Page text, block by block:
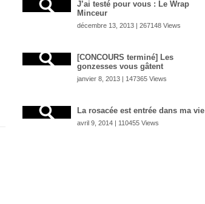
J’ai testé pour vous : Le Wrap
Minceur
décembre 13, 2013 | 267148 Views
[CONCOURS terminé] Les
gonzesses vous gâtent
janvier 8, 2013 | 147365 Views
La rosacée est entrée dans ma vie
avril 9, 2014 | 110455 Views